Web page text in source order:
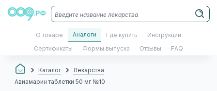
О товаре Аналоги Где купить Инструкции
Сертификаты Формы выпуска Отзывы FAQ
Каталог
Лекарства
Авиамарин таблетки 50 мг №10